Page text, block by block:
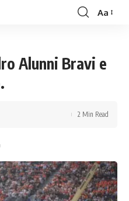
Font
Aa
Alunni Bravi e
2 Min Read